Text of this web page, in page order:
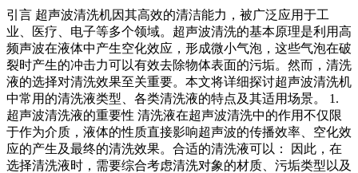
引言 超声波清洗机因其高效的清洁能力，被广泛应用于工
业、医疗、电子等多个领域。超声波清洗的基本原理是利用高
频声波在液体中产生空化效应，形成微小气泡，这些气泡在破
裂时产生的冲击力可以有效去除物体表面的污垢。然而，清洗
液的选择对清洗效果至关重要。本文将详细探讨超声波清洗机
中常用的清洗液类型、各类清洗液的特点及其适用场景。 1.
超声波清洗液的重要性 清洗液在超声波清洗中的作用不仅限
于作为介质，液体的性质直接影响超声波的传播效率、空化效
应的产生及最终的清洗效果。合适的清洗液可以： 因此，在
选择清洗液时，需要综合考虑清洗对象的材质、污垢类型以及